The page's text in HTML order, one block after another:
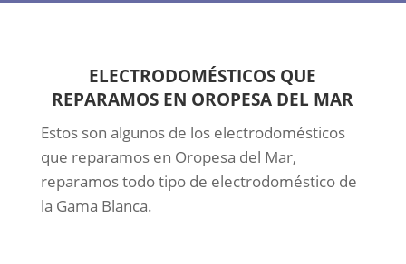
ELECTRODOMÉSTICOS QUE
REPARAMOS EN OROPESA DEL MAR
Estos son algunos de los electrodomésticos
que reparamos en Oropesa del Mar,
reparamos todo tipo de electrodoméstico de
la Gama Blanca.